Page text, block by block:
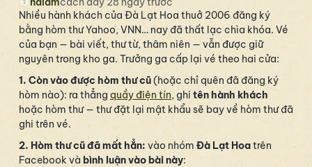
Nhiều hành khách của Đà Lạt Hoa thuở 2006 đăng ký
bằng hòm thư Yahoo, VNN… nay đã thất lạc chìa khóa. Vé
của bạn — bài viết, thư từ, thâm niên — vẫn được giữ
nguyên trong kho ga. Trưởng ga cấp lại vé theo hai cửa:
1. Còn vào được hòm thư cũ(hoặc chỉ quên đã đăng ký
hòm nào): ra thẳng quầy điện tín, ghi tên hành khách
hoặc hòm thư — thư đặt lại mật khẩu sẽ bay về hòm thư đã
ghi trên vé.
2. Hòm thư cũ đã mất hẳn: vào nhóm Đà Lạt Hoatrên
Facebook và bình luận vào bài này: